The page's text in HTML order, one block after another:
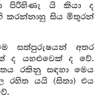
යි කියා ද
කරන්නාහු සිය මිතුරන්
සත්පුරුෂයන් අතර
ද යහළුවෙක් ද වේ.
රකිනු සඳහා මෙය
රහිත යයි (සිතා) එය